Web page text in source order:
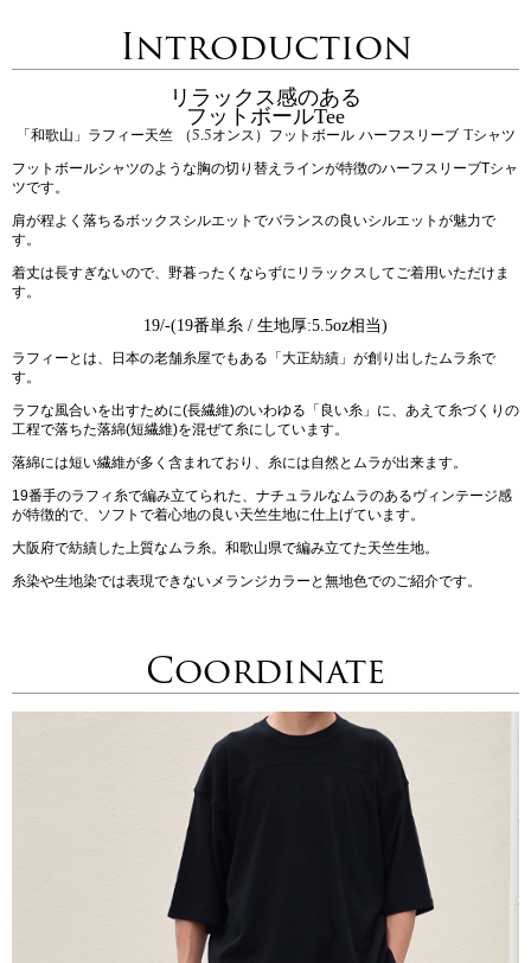
Introduction
リラックス感のある
フットボールTee
「和歌山」ラフィー天竺 （5.5オンス）フットボール ハーフスリーブ Tシャツ
フットボールシャツのような胸の切り替えラインが特徴のハーフスリーブTシャ
ツです。
肩が程よく落ちるボックスシルエットでバランスの良いシルエットが魅力で
す。
着丈は長すぎないので、野暮ったくならずにリラックスしてご着用いただけま
す。
19/-(19番単糸 / 生地厚:5.5oz相当)
ラフィーとは、日本の老舗糸屋でもある「大正紡績」が創り出したムラ糸で
す。
ラフな風合いを出すために(長繊維)のいわゆる「良い糸」に、あえて糸づくりの
工程で落ちた落綿(短繊維)を混ぜて糸にしています。
落綿には短い繊維が多く含まれており、糸には自然とムラが出来ます。
19番手のラフィ糸で編み立てられた、ナチュラルなムラのあるヴィンテージ感
が特徴的で、ソフトで着心地の良い天竺生地に仕上げています。
大阪府で紡績した上質なムラ糸。和歌山県で編み立てた天竺生地。
糸染や生地染では表現できないメランジカラーと無地色でのご紹介です。
Coordinate